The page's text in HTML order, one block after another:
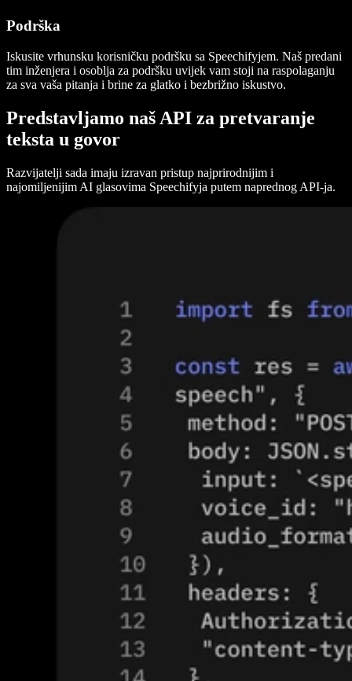
Podrška
Iskusite vrhunsku korisničku podršku sa Speechifyjem. Naš predani
tim inženjera i osoblja za podršku uvijek vam stoji na raspolaganju
za sva vaša pitanja i brine za glatko i bezbrižno iskustvo.
Predstavljamo naš API za pretvaranje
teksta u govor
Razvijatelji sada imaju izravan pristup najprirodnijim i
najomiljenijim AI glasovima Speechifyja putem naprednog API-ja.